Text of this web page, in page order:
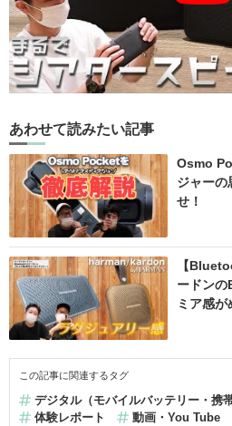
あわせて読みたい記事
Osmo
ジャーの
せ！
【
ードン
ミア感
この記事に関連するタグ
デジタル（モバイルバッテリー・携
体験レポート
動画・You Tube